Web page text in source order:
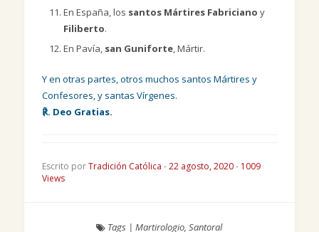
En España, los santos Mártires Fabriciano y
Filiberto.
En Pavía, san Guniforte, Mártir.
Y en otras partes, otros muchos santos Mártires y
Confesores, y santas Vírgenes.
℟. Deo Gratias.
Escrito porTradición Católica -22 agosto, 2020- 1009
Views
Tags |Martirologio,Santoral